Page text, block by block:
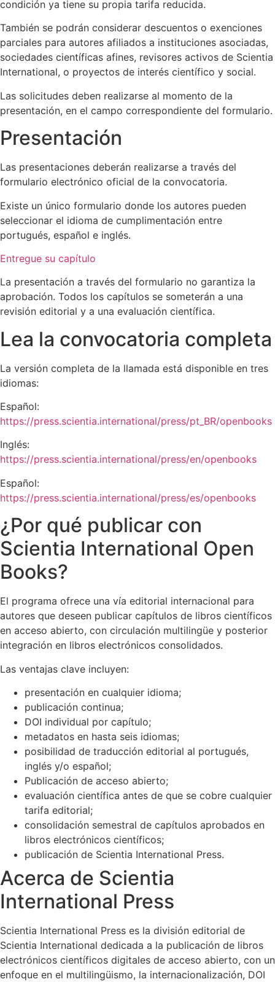
condición ya tiene su propia tarifa reducida.
También se podrán considerar descuentos o exenciones
parciales para autores afiliados a instituciones asociadas,
sociedades científicas afines, revisores activos de Scientia
International, o proyectos de interés científico y social.
Las solicitudes deben realizarse al momento de la
presentación, en el campo correspondiente del formulario.
Presentación
Las presentaciones deberán realizarse a través del
formulario electrónico oficial de la convocatoria.
Existe un único formulario donde los autores pueden
seleccionar el idioma de cumplimentación entre
portugués, español e inglés.
Entregue su capítulo
La presentación a través del formulario no garantiza la
aprobación. Todos los capítulos se someterán a una
revisión editorial y a una evaluación científica.
Lea la convocatoria completa
La versión completa de la llamada está disponible en tres
idiomas:
Español:
https://press.scientia.international/press/pt_BR/openbooks
Inglés:
https://press.scientia.international/press/en/openbooks
Español:
https://press.scientia.international/press/es/openbooks
¿Por qué publicar con
Scientia International Open
Books?
El programa ofrece una vía editorial internacional para
autores que deseen publicar capítulos de libros científicos
en acceso abierto, con circulación multilingüe y posterior
integración en libros electrónicos consolidados.
Las ventajas clave incluyen:
presentación en cualquier idioma;
publicación continua;
DOI individual por capítulo;
metadatos en hasta seis idiomas;
posibilidad de traducción editorial al portugués,
inglés y/o español;
Publicación de acceso abierto;
evaluación científica antes de que se cobre cualquier
tarifa editorial;
consolidación semestral de capítulos aprobados en
libros electrónicos científicos;
publicación de Scientia International Press.
Acerca de Scientia
International Press
Scientia International Press es la división editorial de
Scientia International dedicada a la publicación de libros
electrónicos científicos digitales de acceso abierto, con un
enfoque en el multilingüismo, la internacionalización, DOI